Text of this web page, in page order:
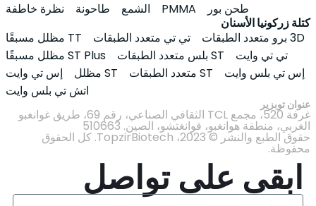
طحن بور
PMMA الشمع طاحونة
نظرة خاطفة
كتلة زركونيا الأسنان
3D برو متعدد الطبقات
تي تي متعدد الطبقات
TT مظلل مسبقًا
تي تي وايت
ST بلس متعدد الطبقات
ST Plus مظلل مسبقًا
إس تي بلس وايت
ST متعدد الطبقات ST مظلل
إس تي وايت
اتش تي بلس وايت
حقوق الطبع والنشر © 2023، TopzirBiotech. كل الحقوق
محفوظة.
عنوان توبزير
غرفة 520، مجمع TCL الثقافي الصناعي، رقم 69، طريق غوانغبو
الغربي، منطقة هوانغبو، قوانغتشو، الصين. 510663
ابقى على تواصل